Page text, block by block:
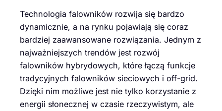
Technologia falowników rozwija się bardzo
dynamicznie, a na rynku pojawiają się coraz
bardziej zaawansowane rozwiązania. Jednym z
najważniejszych trendów jest rozwój
falowników hybrydowych, które łączą funkcje
tradycyjnych falowników sieciowych i off-grid.
Dzięki nim możliwe jest nie tylko korzystanie z
energii słonecznej w czasie rzeczywistym, ale